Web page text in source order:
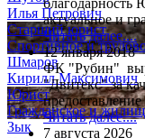
Илья Петрович
Старший юрист
Спортивное и
Шмаров
Кирилл Максимович
Юрист
Гражданское и
Зык
благодарность
актуальное и
Читать далее....
12 января 2018
ФК "Рубин"
"Двитекс" за
предоставление
Читать далее....
7 августа 2026